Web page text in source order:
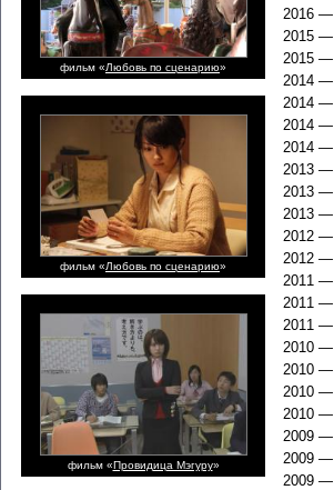
фильм «Любовь по сценарию»
фильм «Любовь по сценарию»
фильм «Провидица Мэгуру»
2016 —
2015 —
2015 —
2014 —
2014 —
2014 —
2014 —
2013 —
2013 —
2013 —
2012 —
2012 —
2011 —
2011 —
2011 —
2010 —
2010 —
2010 —
2010 —
2009 —
2009 —
2009 —